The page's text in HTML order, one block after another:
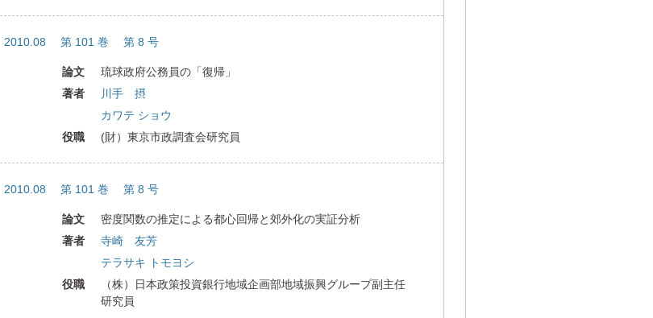
2010.08 第 101 巻 第 8 号
論文
琉球政府公務員の「復帰」
著者
川手 摂
カワテ ショウ
役職
(財）東京市政調査会研究員
2010.08 第 101 巻 第 8 号
論文
密度関数の推定による都心回帰と郊外化の実証分析
著者
寺崎 友芳
テラサキ トモヨシ
役職
（株）日本政策投資銀行地域企画部地域振興グループ副主任
研究員